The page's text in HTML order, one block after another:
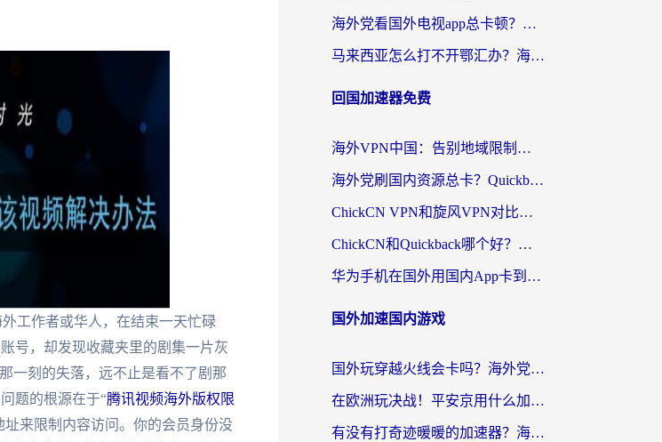
工作者或华人，在结束一天忙碌
号，却发现收藏夹里的剧集一片灰
一刻的失落，远不止是看不了剧那
题的根源在于“腾讯视频海外版权限
来限制内容访问。你的会员身份没
海外党看国外电视app总卡顿？选对回国加速器，追剧购物两不误
马来西亚怎么打不开鄂汇办？海外华人必备的回国加速指南，解决追剧、办事、阅读难题
回国加速器免费
海外VPN中国：告别地域限制，留学生与华人如何轻松刷国内剧、玩国服？
海外党刷国内资源总卡？Quickback和采集蜂好用吗？这篇指南帮你避坑
ChickCN VPN和旋风VPN对比哪个回国效果更好？海外党亲测实用指南
ChickCN和Quickback哪个好？海外党亲测回国加速器，轻松解锁国内资源（附避坑指南）
华为手机在国外用国内App卡到崩溃？这篇加速器指南帮你无缝刷剧打游戏
国外加速国内游戏
国外玩穿越火线会卡吗？海外党亲测有效的国服游戏加速指南
在欧洲玩决战！平安京用什么加速器最好用？2026实测有效的国服游戏加速指南
有没有打奇迹暖暖的加速器？海外党国服游戏畅玩不卡顿的秘密